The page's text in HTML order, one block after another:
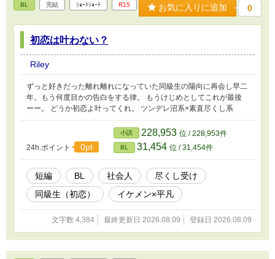
BL 完結 ｼｮｰﾄｼｮｰﾄ R15 お気に入りに追加 0
初恋は叶わない？
Riley
ずっと好きだった離れ離れになっていた同級生の陽向に再会し早二
年。もう何度目かの告白をする律。 もうけじめとしてこれが最後
ーー。 どうか初恋よ叶ってくれ。 ツンデレ沼系×素直尽くし系
24h.ポイント 0pt
小説 228,953 位 / 228,953件
BL 31,454 位 / 31,454件
短編 BL 社会人
尽くし受け
同級生（初恋）
イケメン×平凡
文字数 4,384 最終更新日 2026.08.09 登録日 2026.08.09